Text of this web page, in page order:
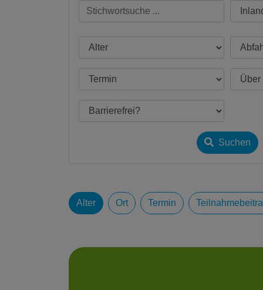
Suchen
Alter Ort Termin